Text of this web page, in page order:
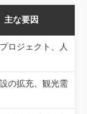
主な要因
ロジェクト、人
の拡充、観光需